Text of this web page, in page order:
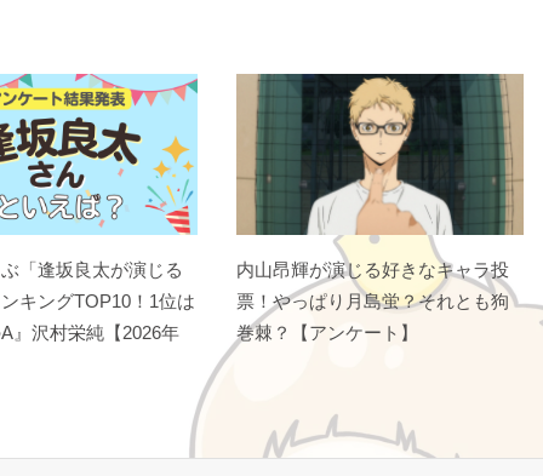
「逢坂良太が演じる
キングTOP10！1位は
』沢村栄純【2026年
内山昂輝が演じる好きなキャラ投
票！やっぱり月島蛍？それとも狗
巻棘？【アンケート】